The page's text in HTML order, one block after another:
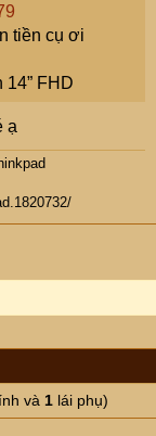
tiền cụ ơi
14” FHD
ạ
và 1 lái phụ)